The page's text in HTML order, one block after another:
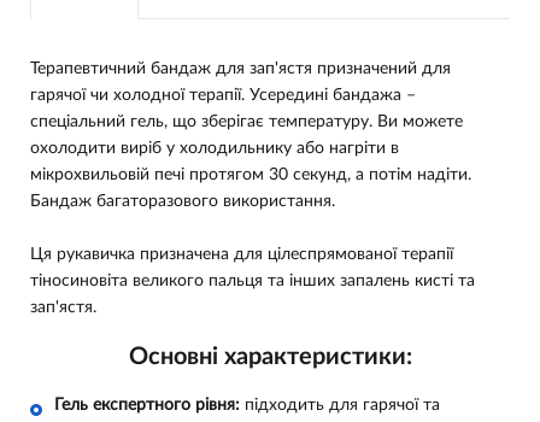
Терапевтичний бандаж для зап'ястя призначений для
гарячої чи холодної терапії. Усередині бандажа –
спеціальний гель, що зберігає температуру. Ви можете
охолодити виріб у холодильнику або нагріти в
мікрохвильовій печі протягом 30 секунд, а потім надіти.
Бандаж багаторазового використання.
Ця рукавичка призначена для цілеспрямованої терапії
тіносиновіта великого пальця та інших запалень кисті та
зап'ястя.
Основні характеристики:
Гель експертного рівня: підходить для гарячої та